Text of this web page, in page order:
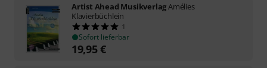
Artist Ahead MusikverlagAmélies
Klavierbüchlein
1
Sofort lieferbar
19,95€